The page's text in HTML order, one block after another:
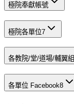
極院奉獻帳號
極院各單位7
各教院/堂/道場/輔翼
各單位 Facebook8